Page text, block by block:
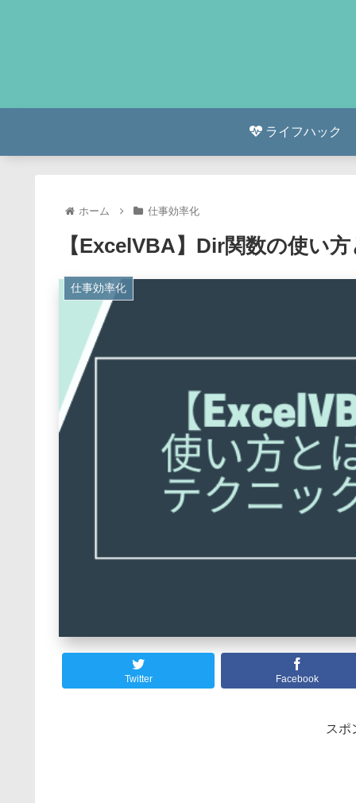
ライフハック
ホーム 仕事効率化
【ExcelVBA】Dir関数の使い
仕事効率化
Twitter Facebook
スポ